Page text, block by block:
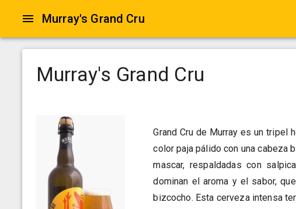
Murray's Grand Cru
Murray's Grand Cru
Grand Cru de Murray es un tripel
color paja pálido con una cabeza
mascar, respaldadas con
dominan el aroma y el sabor,
bizcocho. Esta cerveza intensa